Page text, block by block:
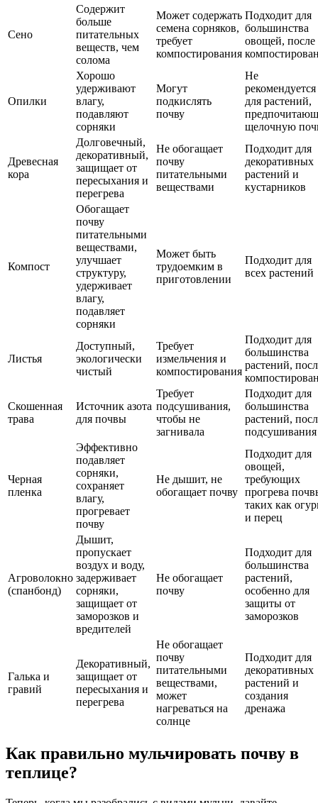
Сено
Содержит
больше
питательных
веществ, чем
солома
Может содержать
семена сорняков,
требует
компостирования
Подходит для
большинства
овощей, после
Опилки
Хорошо
удерживают
влагу,
подавляют
сорняки
Могут
подкислять
почву
Не
рекомендуется
для растений,
щелочную
Древесная
кора
Долговечный,
декоративный,
защищает от
пересыхания и
перегрева
Не обогащает
почву
питательными
веществами
Подходит для
декоративных
растений и
кустарников
Компост
Обогащает
почву
питательными
веществами,
улучшает
структуру,
удерживает
влагу,
подавляет
сорняки
Может быть
трудоемким в
приготовлении
Подходит для
всех растений
Листья
Доступный,
экологически
чистый
Требует
измельчения и
компостирования
Подходит для
большинства
растений,
Скошенная
трава
Источник азота
для почвы
Требует
подсушивания,
чтобы не
загнивала
Подходит для
большинства
растений,
подсушивания
Черная
пленка
Эффективно
подавляет
сорняки,
сохраняет
влагу,
прогревает
почву
Не дышит, не
обогащает почву
Подходит для
овощей,
требующих
прогрева
таких как
и перец
Агроволокно
(спанбонд)
Дышит,
пропускает
воздух и воду,
задерживает
сорняки,
защищает от
заморозков и
вредителей
Не обогащает
почву
Подходит для
большинства
растений,
особенно для
защиты от
заморозков
Галька и
гравий
Декоративный,
защищает от
пересыхания и
перегрева
Не обогащает
почву
питательными
веществами,
может
нагреваться на
солнце
Подходит для
декоративных
растений и
создания
дренажа
Как правильно мульчировать почву в
теплице?